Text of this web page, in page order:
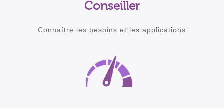
Conseiller
Connaître les besoins et les applications